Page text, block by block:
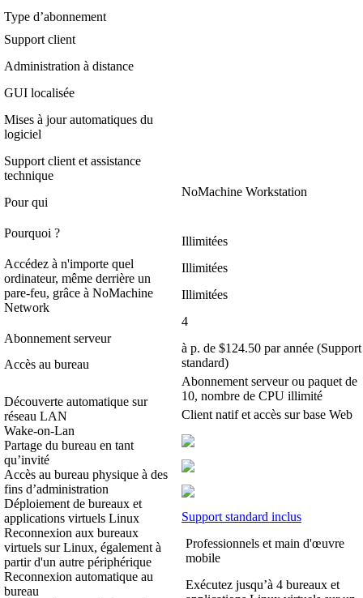
Type d’abonnement
Support client
Administration à distance
GUI localisée
Mises à jour automatiques du
logiciel
Support client et assistance
technique
Pour qui
Pourquoi ?
Accédez à n'importe quel
ordinateur, même derrière un
pare-feu, grâce à NoMachine
Network
Abonnement serveur
Accès au bureau
Découverte automatique sur
réseau LAN
Wake-on-Lan
Partage du bureau en tant
qu’invité
Accès au bureau physique à des
fins d’administration
Déploiement de bureaux et
applications virtuels Linux
Reconnexion aux bureaux
virtuels sur Linux, également à
partir d'un autre périphérique
Reconnexion automatique au
bureau
NoMachine Workstation
Illimitées
Illimitées
Illimitées
4
à p. de $124.50 par année (Support
standard)
Abonnement serveur ou paquet de
10, nombre de CPU illimité
Client natif et accès sur base Web
Support standard inclus
Professionnels et main d'œuvre
mobile
Exécutez jusqu’à 4 bureaux et